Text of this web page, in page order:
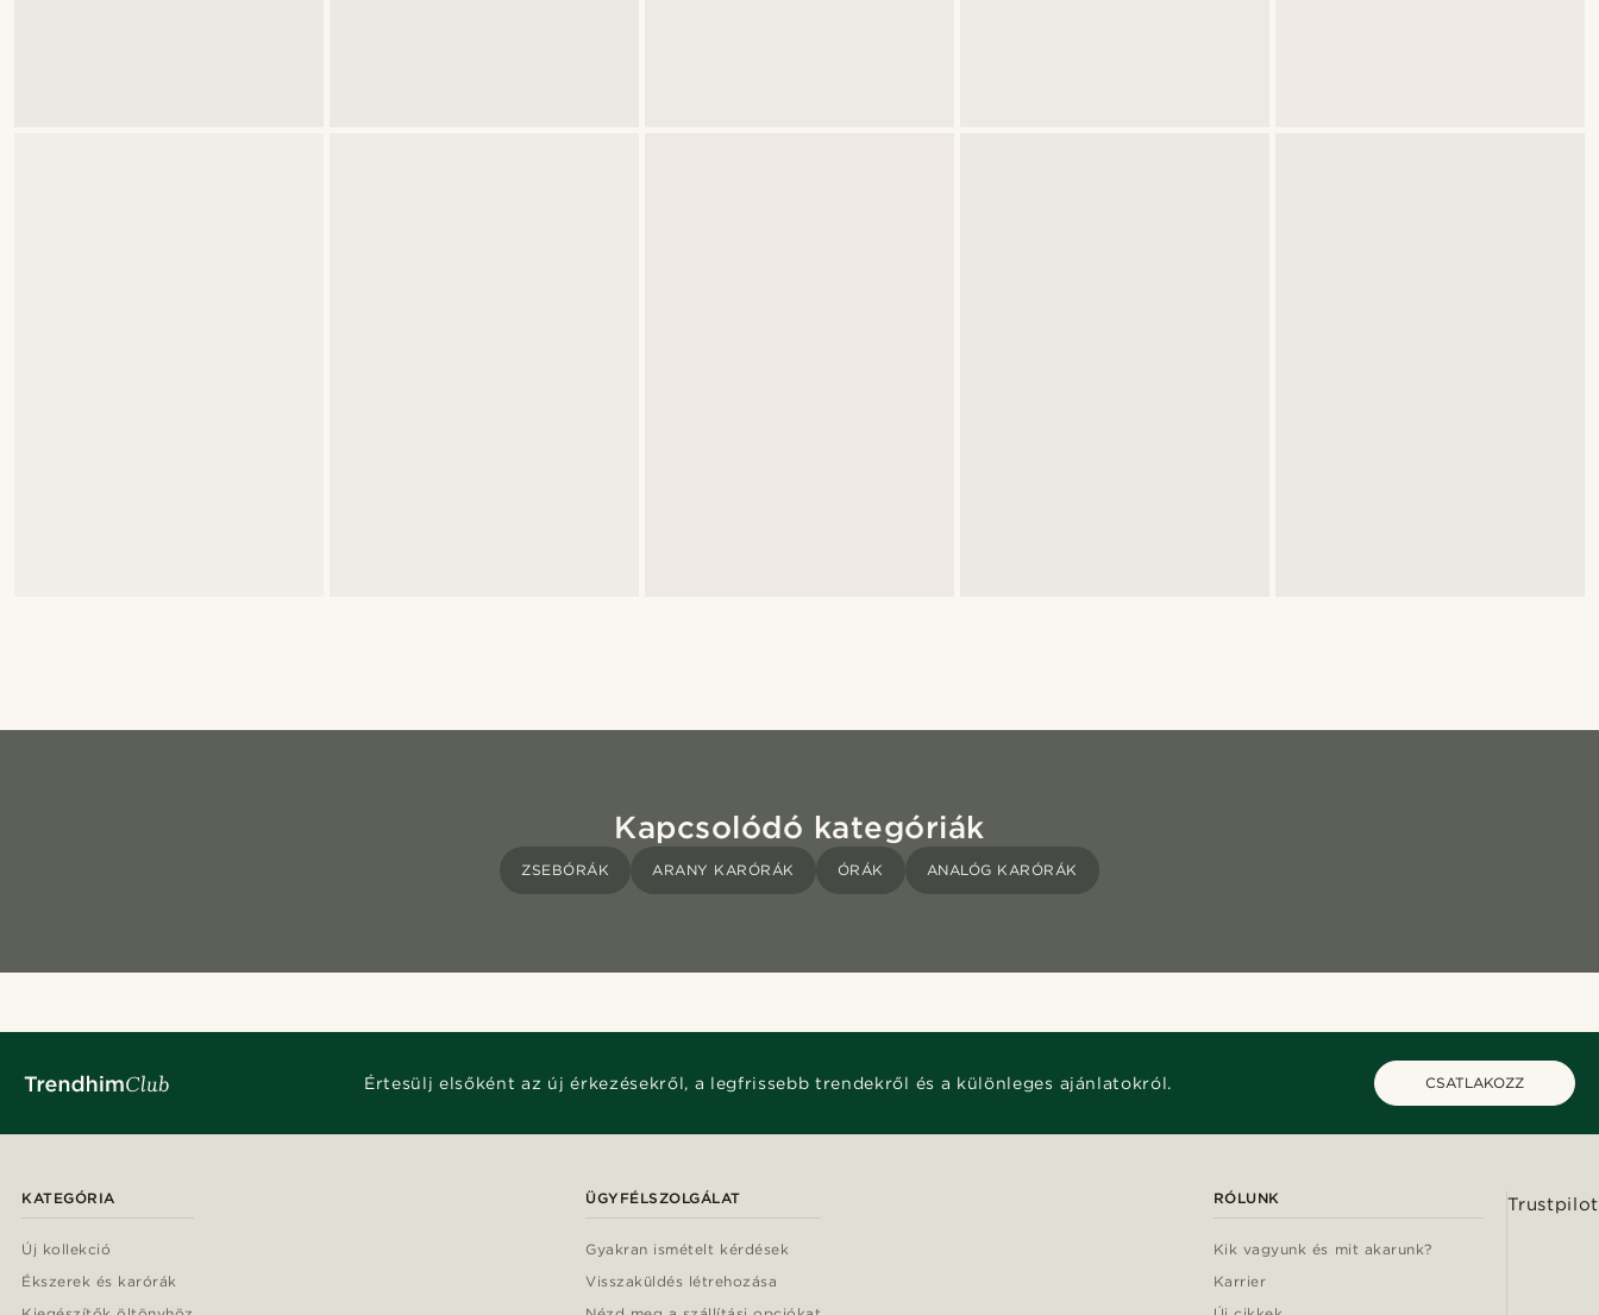
Kapcsolódó kategóriák
ZSEBÓRÁK ARANY KARÓRÁK ÓRÁK ANALÓG KARÓRÁK
Értesülj elsőként az új érkezésekről, a legfrissebb trendekről és a különleges ajánlatokról. CSATLAKOZZ
KATEGÓRIA
Új kollekció
Ékszerek és karórák
ÜGYFÉLSZOLGÁLAT
Gyakran ismételt kérdések
Visszaküldés létrehozása
RÓLUNK
Kik vagyunk és mit akarunk?
Karrier
Trustpilot